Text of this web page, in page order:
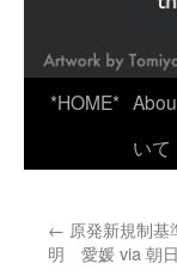
*HOME*
いて
← 原発新規制
明 愛媛 via 朝